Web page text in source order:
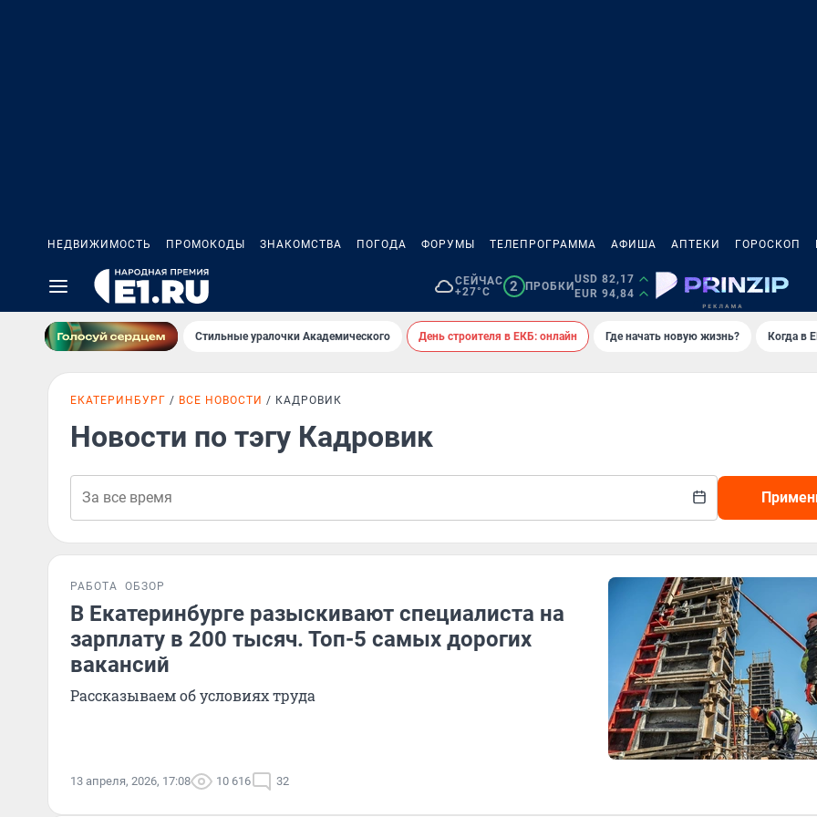
НЕДВИЖИМОСТЬ ПРОМОКОДЫ ЗНАКОМСТВА ПОГОДА ФОРУМЫ ТЕЛЕПРОГРАММА АФИША АПТЕКИ ГОРОСКОП
СЕЙЧАС
+27°C
2 ПРОБКИ
USD 82,17
EUR 94,84
Стильные уралочки Академического День строителя в ЕКБ: онлайн Где начать новую жизнь? Когда в
ЕКАТЕРИНБУРГ ВСЕ НОВОСТИ КАДРОВИК
Новости по тэгу Кадровик
РАБОТА ОБЗОР
В Екатеринбурге разыскивают специалиста на
зарплату в 200 тысяч. Топ-5 самых дорогих
вакансий
Рассказываем об условиях труда
13 апреля, 2026, 17:08 10 616 32